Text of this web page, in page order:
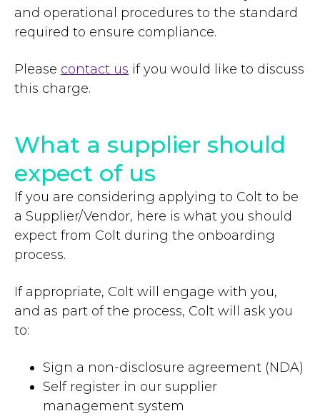
and operational procedures to the standard
required to ensure compliance.
Please contact us if you would like to discuss
this charge.
What a supplier should
expect of us
If you are considering applying to Colt to be
a Supplier/Vendor, here is what you should
expect from Colt during the onboarding
process.
If appropriate, Colt will engage with you,
and as part of the process, Colt will ask you
to:
Sign a non-disclosure agreement (NDA)
Self register in our supplier
management system